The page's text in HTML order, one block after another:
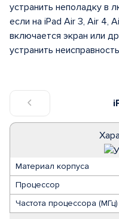
Материал корпуса
Процессор
Частота процессора (МГц)
устранить неполадку в
если на iPad Air 3, Air 4,
включается экран или
устранить